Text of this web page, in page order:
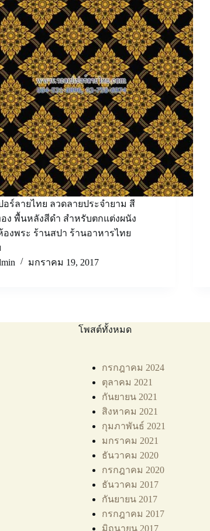
อร์ลายไทย ลวดลายประจำยาม สี
อง พื้นหลังสีดำ สำหรับตกแต่งผนัง
องพระ ร้านสปา ร้านอาหารไทย
มกราคม 19, 2017
โพสต์ทั้งหมด
กรกฎาคม 2024
ตุลาคม 2021
กันยายน 2021
สิงหาคม 2021
กุมภาพันธ์ 2021
มกราคม 2021
ธันวาคม 2020
กรกฎาคม 2020
ธันวาคม 2017
กันยายน 2017
กรกฎาคม 2017
มิถุนายน 2017